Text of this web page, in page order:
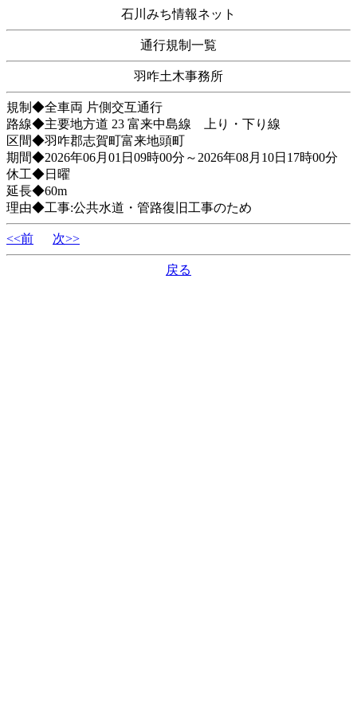
石川みち情報ネット
通行規制一覧
羽咋土木事務所
規制◆全車両 片側交互通行
路線◆主要地方道 23 富来中島線 上り・下り線
区間◆羽咋郡志賀町富来地頭町
期間◆2026年06月01日09時00分～2026年08月10日17時00分
休工◆日曜
延長◆60m
理由◆工事:公共水道・管路復旧工事のため
<<前 次>>
戻る